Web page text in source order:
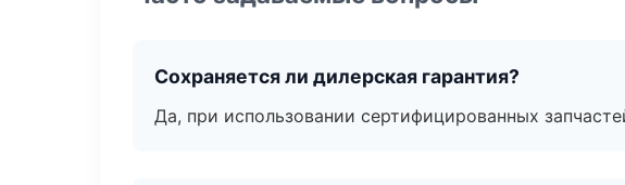
Сохраняется ли дилерская гарантия?
Да, при использовании сертифицированных